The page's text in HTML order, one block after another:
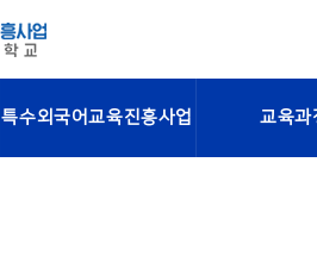
특수외국어교육진흥사업 교육과